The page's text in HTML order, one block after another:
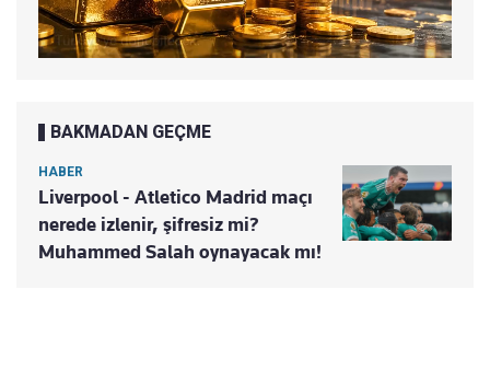
BAKMADAN GEÇME
HABER
Liverpool - Atletico Madrid maçı
nerede izlenir, şifresiz mi?
Muhammed Salah oynayacak mı!